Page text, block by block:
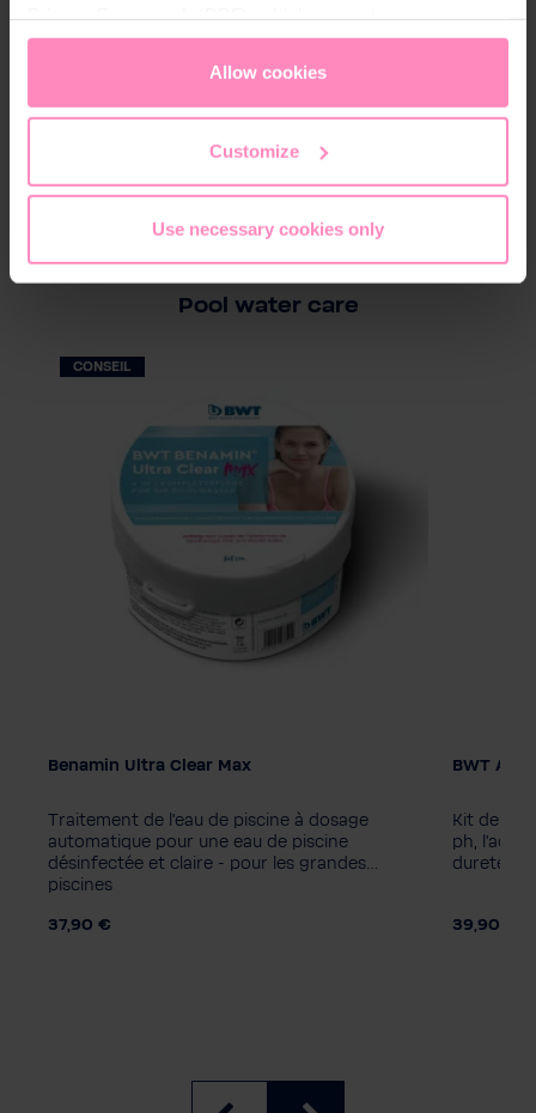
appropriate level of data protection. You canaccept all
only allow necessary cookies
access and change your chosen setting at any time in
Allow cookies
Customize
Use necessary cookies only
Pool water care
CONSEIL
Unité d'emballage
Benamin Ultra Clear Max
Traitement de l'eau de piscine à dosage
automatique pour une eau de piscine
désinfectée et claire - pour les grandes
piscines
37,90 €
BWT
Kit de
ph,
dureté du
39,90 €